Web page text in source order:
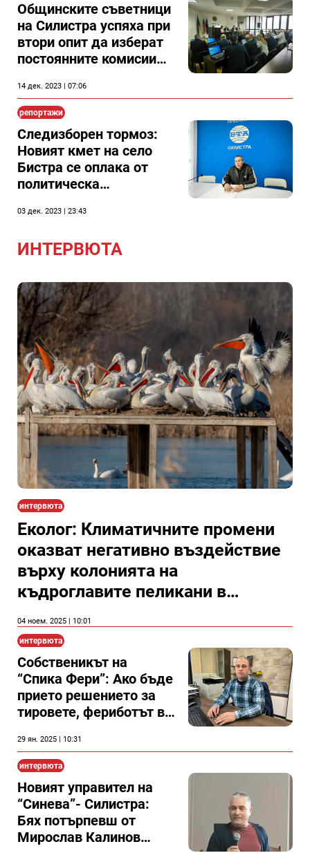
Общинските съветници
на Силистра успяха при
втори опит да изберат
постоянните комисии
14 дек. 2023 | 07:06
репортажи
Следизборен тормоз:
Новият кмет на село
Бистра се оплака от
политическа
страна на кмета на
на минимална
03 дек. 2023 | 23:43
ИНТЕРВЮТА
интервюта
Еколог: Климатичните промени
оказват негативно въздействие
върху колонията на
къдроглавите пеликани в
04 ноем. 2025 | 10:01
интервюта
Собственикът на
“Спика Фери”: Ако бъде
прието решението за
тировете, фериботът в
дейност и всички
тирове отново ще
29 ян. 2025 | 10:31
интервюта
Новият управител на
“Синева”- Силистра:
Бях потърпевш от
Мирослав Калинов